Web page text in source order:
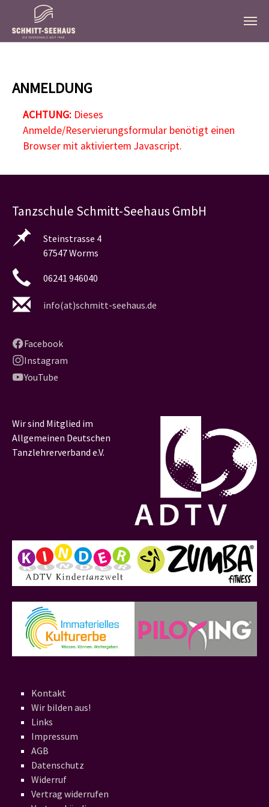
ANMELDUNG
ACHTUNG:Dieses
Anmelde/Reservierungsformular benötigt einen
Browser mit aktiviertem Javascript.
Tanzschule Schmitt-Seehaus GmbH
Steinstrasse 4
67547 Worms
06241 946040
info(at)schmitt-seehaus.de
Facebook
Instagram
YouTube
Wir sind Mitglied im
Allgemeinen Deutschen
Tanzlehrerverband e.V.
Kontakt
Wir bilden aus!
Links
Impressum
AGB
Datenschutz
Widerruf
Vertrag widerrufen